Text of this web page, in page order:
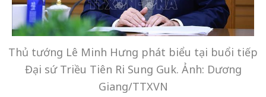
Thủ tướng Lê Minh Hưng phát biểu tại buổi tiếp
Đại sứ Triều Tiên Ri Sung Guk. Ảnh: Dương
Giang/TTXVN